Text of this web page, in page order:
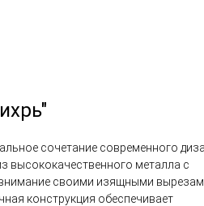
сочетание современного
высококачественного металла с
своими изящными
конструкция обеспечивает